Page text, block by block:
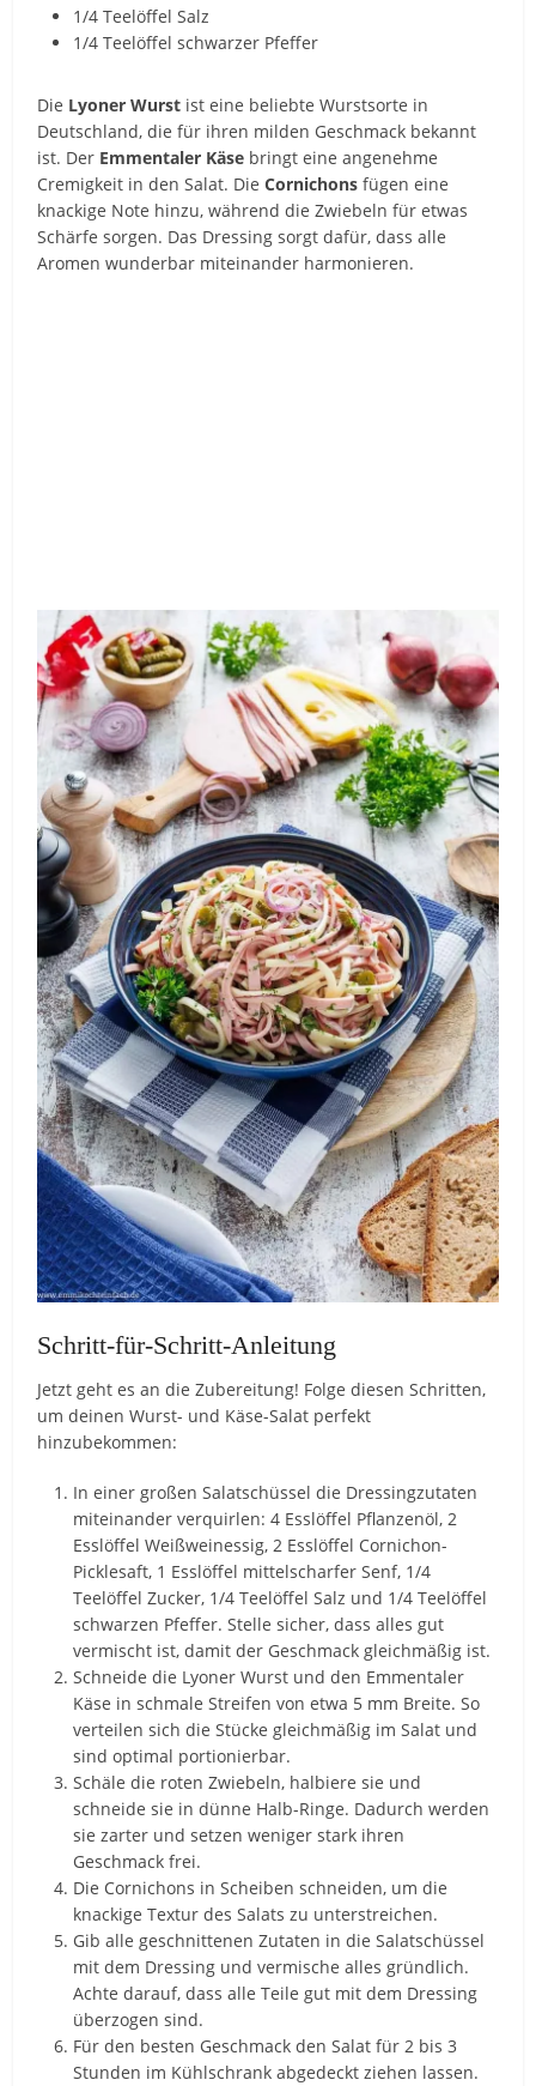
1/4 Teelöffel Salz
1/4 Teelöffel schwarzer Pfeffer
Die Lyoner Wurst ist eine beliebte Wurstsorte in
Deutschland, die für ihren milden Geschmack bekannt
ist. Der Emmentaler Käse bringt eine angenehme
Cremigkeit in den Salat. DieCornichons fügen eine
knackige Note hinzu, während die Zwiebeln für etwas
Schärfe sorgen. Das Dressing sorgt dafür, dass alle
Aromen wunderbar miteinander harmonieren.
Schritt-für-Schritt-Anleitung
Jetzt geht es an die Zubereitung! Folge diesen Schritten,
um deinen Wurst- und Käse-Salat perfekt
hinzubekommen:
In einer großen Salatschüssel die Dressingzutaten
miteinander verquirlen: 4 Esslöffel Pflanzenöl, 2
Esslöffel Weißweinessig, 2 Esslöffel Cornichon-
Picklesaft, 1 Esslöffel mittelscharfer Senf, 1/4
Teelöffel Zucker, 1/4 Teelöffel Salz und 1/4 Teelöffel
schwarzen Pfeffer. Stelle sicher, dass alles gut
vermischt ist, damit der Geschmack gleichmäßig ist.
Schneide die Lyoner Wurst und den Emmentaler
Käse in schmale Streifen von etwa 5 mm Breite. So
verteilen sich die Stücke gleichmäßig im Salat und
sind optimal portionierbar.
Schäle die roten Zwiebeln, halbiere sie und
schneide sie in dünne Halb-Ringe. Dadurch werden
sie zarter und setzen weniger stark ihren
Geschmack frei.
Die Cornichons in Scheiben schneiden, um die
knackige Textur des Salats zu unterstreichen.
Gib alle geschnittenen Zutaten in die Salatschüssel
mit dem Dressing und vermische alles gründlich.
Achte darauf, dass alle Teile gut mit dem Dressing
überzogen sind.
Für den besten Geschmack den Salat für 2 bis 3
Stunden im Kühlschrank abgedeckt ziehen lassen.